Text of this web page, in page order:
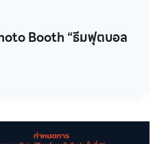
Booth “ธีมฟุตบอล